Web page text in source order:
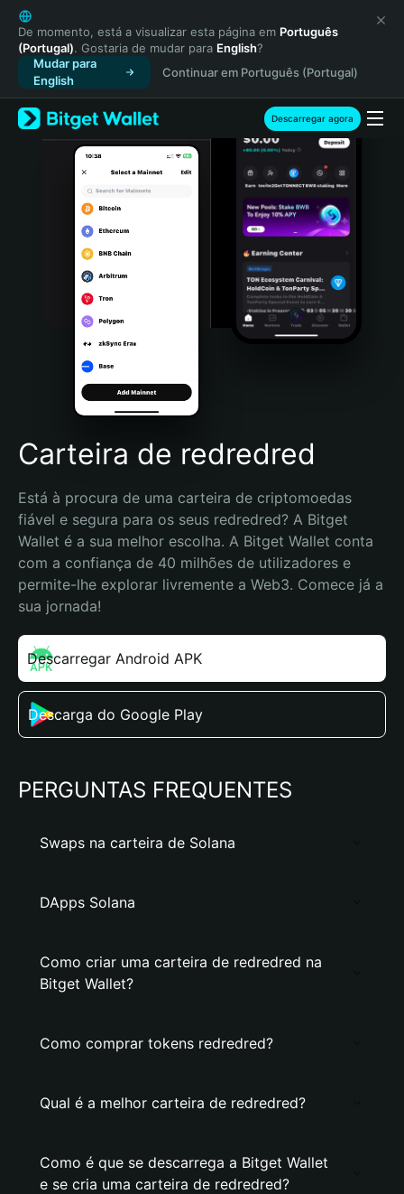
English
日本語
Tiếng Việt
Русский
Español (Latinoamérica)
Türkçe
Italiano
Português (Portugal)
Bahasa Indonesia
Português (Brasil)
Español (Argentina)
De momento, está a visualizar esta página em Português
(Portugal). Gostaria de mudar para English?
Mudar para
English
Continuar em Português (Portugal)
Descarregar agora
Carteira de redredred
Está à procura de uma carteira de criptomoedas
fiável e segura para os seus redredred? A Bitget
Wallet é a sua melhor escolha. A Bitget Wallet conta
com a confiança de 40 milhões de utilizadores e
permite-lhe explorar livremente a Web3. Comece já a
sua jornada!
Descarregar Android APK
Descarga do Google Play
PERGUNTAS FREQUENTES
Swaps na carteira de Solana
DApps Solana
Como criar uma carteira de redredred na
Bitget Wallet?
Como comprar tokens redredred?
Qual é a melhor carteira de redredred?
Como é que se descarrega a Bitget Wallet
e se cria uma carteira de redredred?